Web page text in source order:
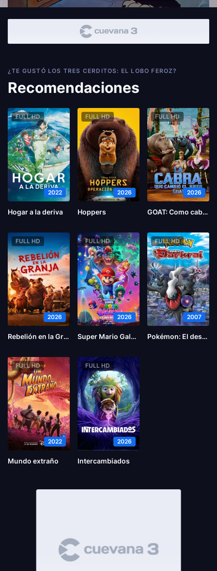
¿TE GUSTÓ LOS TRES CERDITOS: EL LOBO FEROZ?
Recomendaciones
FULL HD
2022
Hogar a la deriva
FULL HD
2026
Hoppers
FULL HD
2026
GOAT: Como cabras
FULL HD
2026
Rebelión en la Granja
FULL HD
2026
Super Mario Galaxy la película
FULL HD
2007
Pokémon: El desafío de Darkrai
FULL HD
2022
Mundo extraño
FULL HD
2026
Intercambiados